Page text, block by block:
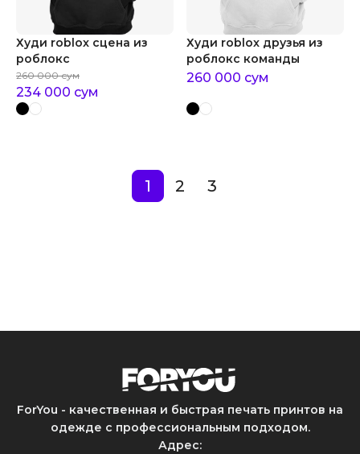
Худи roblox сцена из
роблокс
260 000 сум
234 000 сум
Худи roblox друзья из
роблокс команды
260 000 сум
1 2 3
ForYou - качественная и быстрая печать принтов на
одежде с профессиональным подходом.
Адрес: